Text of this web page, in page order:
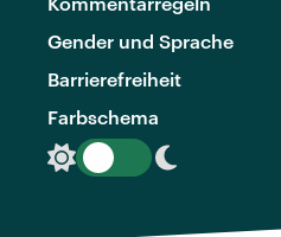
Gender und Sprache
Barrierefreiheit
Farbschema